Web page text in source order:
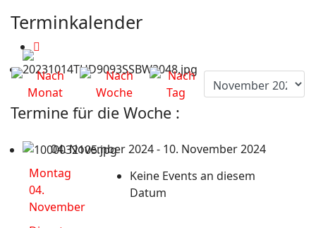
Terminkalender
Termine für die Woche :
04. November 2024 - 10. November 2024
Montag
04.
November
Keine Events an diesem
Datum